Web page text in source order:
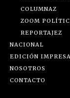
COLUMNAZ
ZOOM
REPORTAJEZ
NACIONAL
EDICIÓN IMPRESA
NOSOTROS
CONTACTO